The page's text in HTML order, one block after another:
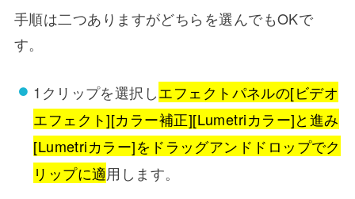
手順は二つありますがどちらを選んでもOKで
す。
1クリップを選択しエフェクトパネルの[ビデオ
エフェクト][カラー補正][Lumetriカラー]と進み
[Lumetriカラー]をドラッグアンドドロップでク
リップに適用します。